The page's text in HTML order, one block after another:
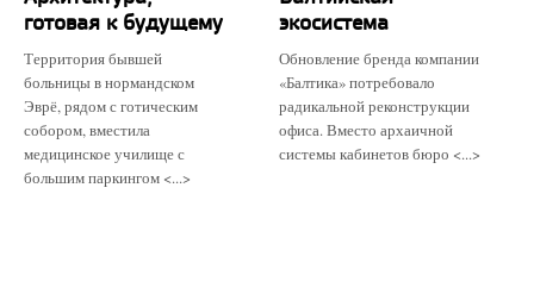
готовая к будущему
Территория бывшей
больницы в нормандском
Эврё, рядом с готическим
собором, вместила
медицинское училище с
большим паркингом <...>
экосистема
Обновление бренда компании
«Балтика» потребовало
радикальной реконструкции
офиса. Вместо архаичной
системы кабинетов бюро <...>